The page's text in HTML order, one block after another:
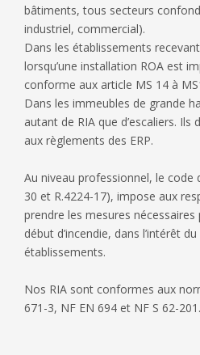
bâtiments, tous secteurs
industriel, commercial).
Dans les établissements
lorsqu’une installation ROA est
conforme aux article MS 14 à
Dans les immeubles de grande
autant de RIA que d’escaliers.
aux règlements des ERP.
Au niveau professionnel, le code
30 et R.4224-17), impose aux
prendre les mesures
début d’incendie, dans l’intérêt
établissements.
Nos RIA sont conformes aux
671-3, NF EN 694 et NF S 62-201.